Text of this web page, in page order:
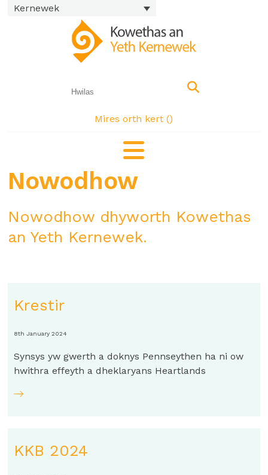
Kernewek
Mires orth kert ()
Nowodhow
Nowodhow dhyworth Kowethas
an Yeth Kernewek.
Krestir
8th January 2024
Synsys yw gwerth a doknys Pennseythen ha ni ow
hwithra effeyth a dheklaryans Heartlands
KKB 2024